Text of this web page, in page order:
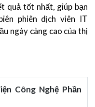
quả tốt nhất, giúp bạn
phiên dịch viên IT
ngày càng cao của thị
Công Nghệ Phần